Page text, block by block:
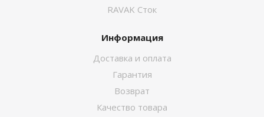
RAVAK Сток
Информация
Доставка и оплата
Гарантия
Возврат
Качество товара